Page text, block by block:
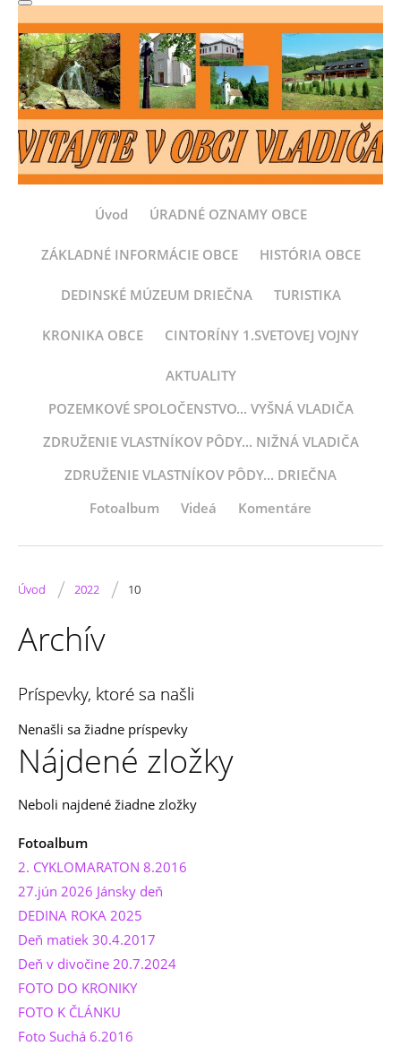
Úvod ÚRADNÉ OZNAMY OBCE
ZÁKLADNÉ INFORMÁCIE OBCE HISTÓRIA OBCE
DEDINSKÉ MÚZEUM DRIEČNA TURISTIKA
KRONIKA OBCE CINTORÍNY 1.SVETOVEJ VOJNY
AKTUALITY
POZEMKOVÉ SPOLOČENSTVO... VYŠNÁ VLADIČA
ZDRUŽENIE VLASTNÍKOV PÔDY... NIŽNÁ VLADIČA
ZDRUŽENIE VLASTNÍKOV PÔDY... DRIEČNA
Fotoalbum
Videá Komentáre
Úvod / 2022 / 10
Archív
Príspevky, ktoré sa našli
Nenašli sa žiadne príspevky
Nájdené zložky
Neboli najdené žiadne zložky
Fotoalbum
2. CYKLOMARATON 8.2016
27.jún 2026 Jánsky deň
DEDINA ROKA 2025
Deň matiek 30.4.2017
Deň v divočine 20.7.2024
FOTO DO KRONIKY
FOTO K ČLÁNKU
Foto Suchá 6.2016